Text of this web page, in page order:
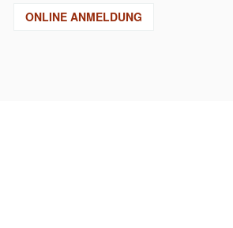
ONLINE ANMELDUNG